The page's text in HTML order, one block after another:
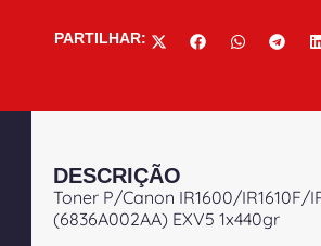
PARTILHAR:
DESCRIÇÃO
Toner P/Canon IR1600/IR1610F/
(6836A002AA) EXV5 1x440gr